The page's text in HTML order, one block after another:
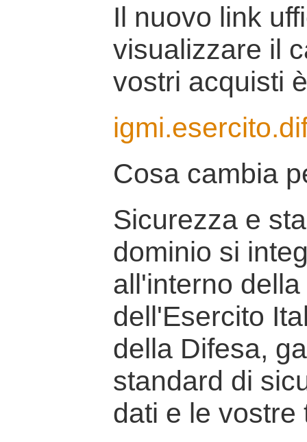
Il nuovo link
visualizzare il
vostri acquisti
Cosa cambia
Sicurezza e
dominio si
all'interno
dell'Esercito
della Difesa,
standard di
dati e le vostre